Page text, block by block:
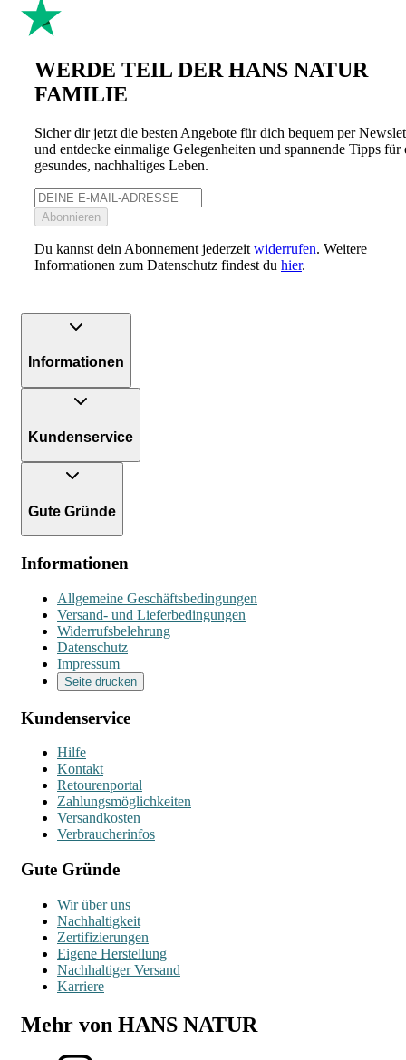
WERDE TEIL DER HANS NATUR
FAMILIE
Sicher dir jetzt die besten Angebote für dich bequem per
und entdecke einmalige Gelegenheiten und spannende Tipps für
gesundes, nachhaltiges Leben.
Abonnieren
Du kannst dein Abonnement jederzeit widerrufen. Weitere
Informationen zum Datenschutz findest du hier.
Informationen
Kundenservice
Gute Gründe
Informationen
Allgemeine Geschäftsbedingungen
Versand- und Lieferbedingungen
Widerrufsbelehrung
Datenschutz
Impressum
Seite drucken
Kundenservice
Hilfe
Kontakt
Retourenportal
Zahlungsmöglichkeiten
Versandkosten
Verbraucherinfos
Gute Gründe
Wir über uns
Nachhaltigkeit
Zertifizierungen
Eigene Herstellung
Nachhaltiger Versand
Karriere
Mehr von HANS NATUR